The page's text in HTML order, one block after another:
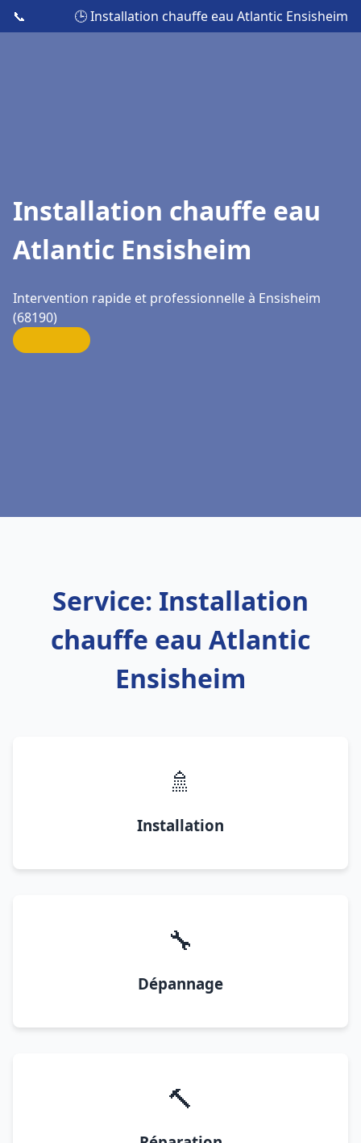
📞 🕒 Installation chauffe eau Atlantic Ensisheim
Installation chauffe eau
Atlantic Ensisheim
Intervention rapide et professionnelle à Ensisheim
(68190)
Service: Installation
chauffe eau Atlantic
Ensisheim
🚿
Installation
🔧
Dépannage
🔨